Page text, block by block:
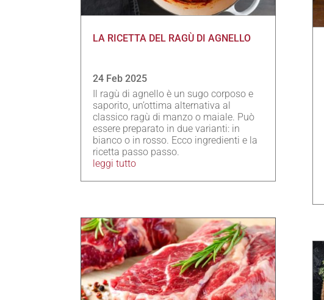
LA RICETTA DEL RAGÙ DI AGNELLO
24 Feb 2025
Il ragù di agnello è un sugo corposo e
saporito, un’ottima alternativa al
classico ragù di manzo o maiale. Può
essere preparato in due varianti: in
bianco o in rosso. Ecco ingredienti e la
ricetta passo passo.
leggi tutto